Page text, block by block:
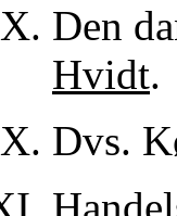
Den
Hvidt.
Dvs.